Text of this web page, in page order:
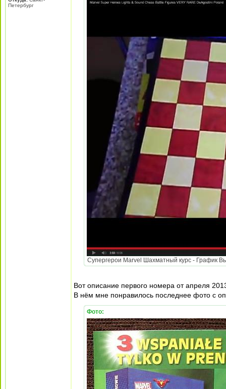
Петербург
Супергерои Marvel Шахматный курс - График
Вот описание первого номера от апреля
В нём мне понравилось последнее фото с
Фото: